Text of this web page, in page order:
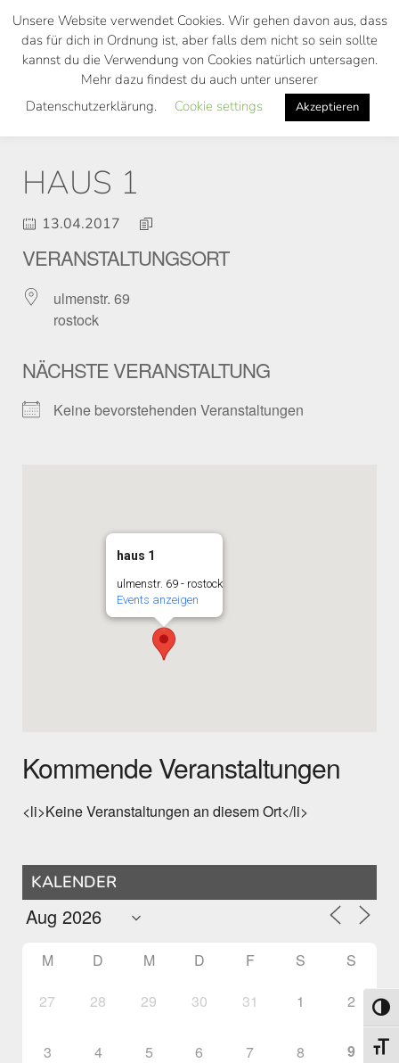
Skip
main
HAUS 1
13.04.2017
VERANSTALTUNGSORT
ulmenstr. 69
rostock
NÄCHSTE VERANSTALTUNG
Keine bevorstehenden Veranstaltungen
haus 1
ulmenstr. 69 - rostock
Events anzeigen
Kommende Veranstaltungen
<li>Keine Veranstaltungen an diesem Ort</li>
KALENDER
M D M D F S S
27 28 29 30 31 1 2
3 4 5 6 7 8 9
Unsere Website verwendet Cookies. Wir gehen davon aus, dass
das für dich in Ordnung ist, aber falls dem nicht so sein sollte
kannst du die Verwendung von Cookies natürlich untersagen.
Mehr dazu findest du auch unter unserer
Datenschutzerklärung.
Cookie settings Akzeptieren